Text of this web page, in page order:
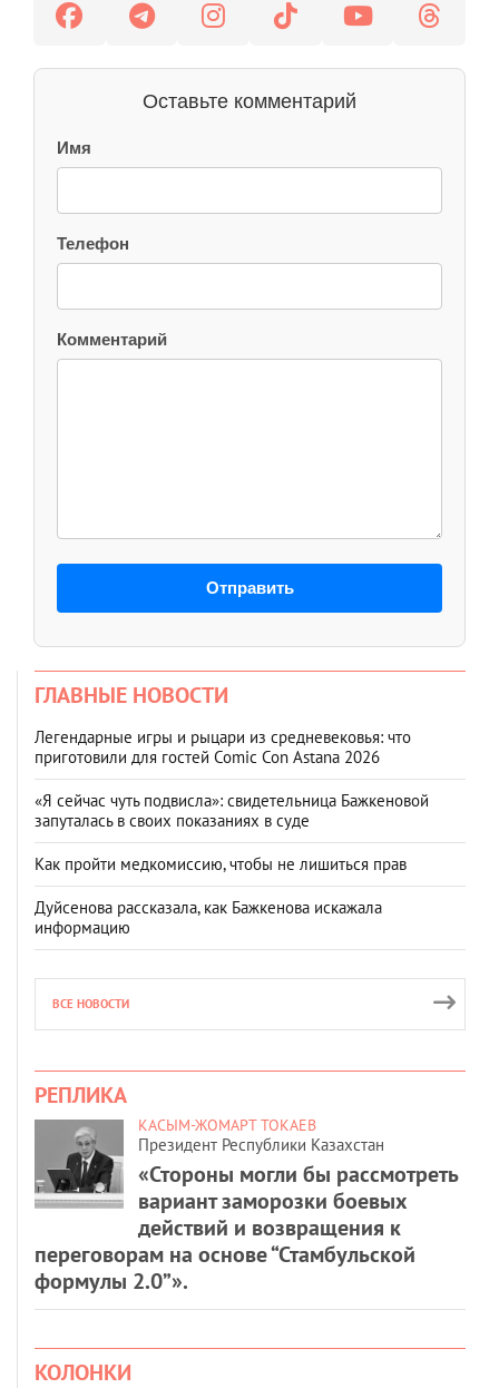
Оставьте комментарий
Имя
Телефон
Комментарий
Отправить
ГЛАВНЫЕ НОВОСТИ
Легендарные игры и рыцари из средневековья: что
приготовили для гостей Comic Con Astana 2026
«Я сейчас чуть подвисла»: свидетельница Бажкеновой
запуталась в своих показаниях в суде
Как пройти медкомиссию, чтобы не лишиться прав
Дуйсенова рассказала, как Бажкенова искажала
информацию
ВСЕ НОВОСТИ
РЕПЛИКА
КАСЫМ-ЖОМАРТ ТОКАЕВ
Президент Республики Казахстан
«Стороны могли бы рассмотреть
вариант заморозки боевых
действий и возвращения к
переговорам на основе “Стамбульской
формулы 2.0”».
КОЛОНКИ